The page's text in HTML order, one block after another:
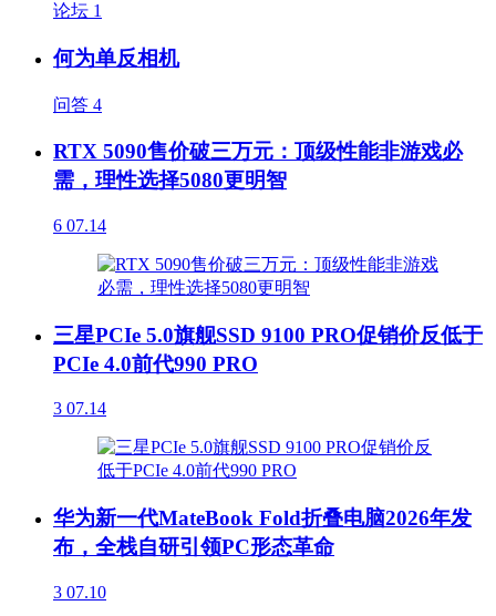
论坛 1
何为单反相机
问答 4
RTX 5090售价破三万元：顶级性能非游戏必
需，理性选择5080更明智
6 07.14
三星PCIe 5.0旗舰SSD 9100 PRO促销价反低于
PCIe 4.0前代990 PRO
3 07.14
华为新一代MateBook Fold折叠电脑2026年发
布，全栈自研引领PC形态革命
3 07.10